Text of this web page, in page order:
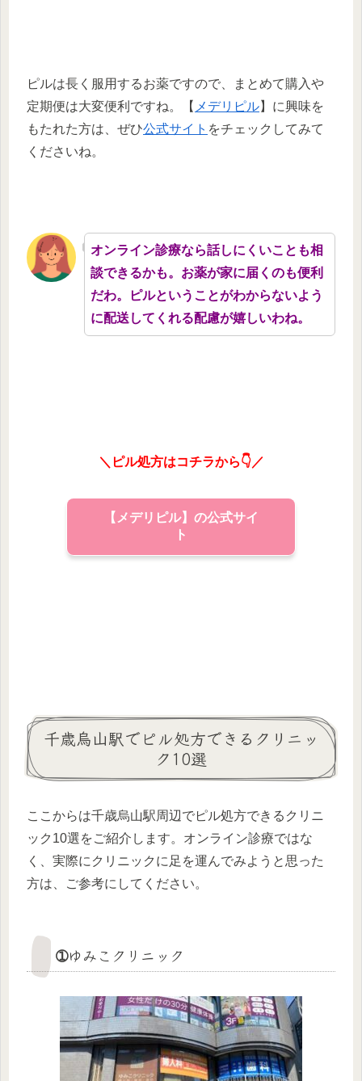
ピルは長く服用するお薬ですので、まとめて購入や
定期便は大変便利ですね。【 メデリピル】に興味を
もたれた方は、ぜひ公式サイト をチェックしてみて
くださいね。
オンライン診療なら話しにくいことも相
談できるかも。お薬が家に届くのも便利
だわ。ピルということがわからないよう
に配送してくれる配慮が嬉しいわね。
＼ピル処方はコチラから👇／
【メデリピル】の公式サイ
ト
千歳烏山駅でピル処方できるクリニッ
ク10選
ここからは千歳烏山駅周辺でピル処方できるクリニ
ック10選をご紹介します。オンライン診療ではな
く、実際にクリニックに足を運んでみようと思った
方は、ご参考にしてください。
➀ゆみこクリニック